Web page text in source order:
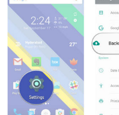
Română
Gaeilge